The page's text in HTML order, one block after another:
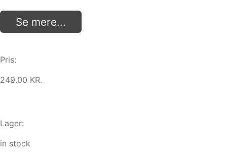
Se mere...
Pris:
249.00 KR.
Lager:
in stock